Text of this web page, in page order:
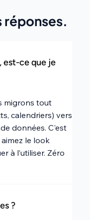
est-ce que je
migrons tout
calendriers) vers
données. C'est
le look
à l’utiliser. Zéro
?
réponses.